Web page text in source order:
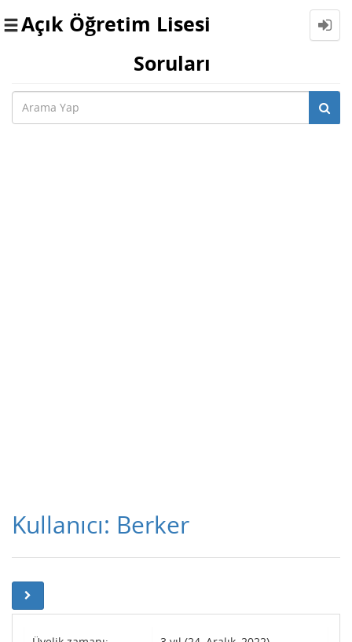
Toggle
Açık Öğretim Lisesi
Soruları
Kullanıcı: Berker